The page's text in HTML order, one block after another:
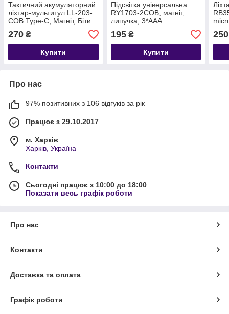
Тактичний акумуляторний
ліхтар-мультитул LL-203-
COB Type-C, Магніт, Біти
270 ₴
Купити
Підсвітка універсальна
RY1703-2COB, магніт,
липучка, 3*AAA
195₴
Купити
250
Про нас
97% позитивних з 106 відгуків за рік
Працює з 29.10.2017
м. Харків
Харків, Україна
Контакти
Сьогодні працює з 10:00 до 18:00
Показати весь графік роботи
Про нас
Контакти
Доставка та оплата
Графік роботи